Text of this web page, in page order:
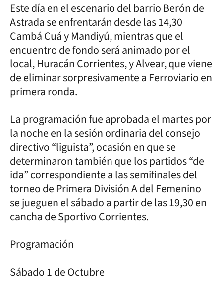
Este día en el escenario del barrio Berón de
Astrada se enfrentarán desde las 14,30
Cambá Cuá y Mandiyú, mientras que el
encuentro de fondo será animado por el
local, Huracán Corrientes, y Alvear, que viene
de eliminar sorpresivamente a Ferroviario en
primera ronda.
La programación fue aprobada el martes por
la noche en la sesión ordinaria del consejo
directivo “liguista”, ocasión en que se
determinaron también que los partidos “de
ida” correspondiente a las semifinales del
torneo de Primera División A del Femenino
se jueguen el sábado a partir de las 19,30 en
cancha de Sportivo Corrientes.
Programación
Sábado 1 de Octubre